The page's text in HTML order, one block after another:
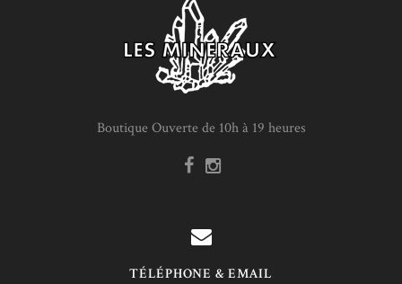
Boutique Ouverte de 10h à 19 heures
TÉLÉPHONE & EMAIL